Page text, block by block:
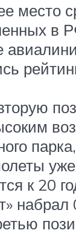
место
в
уже
к 20
набрал